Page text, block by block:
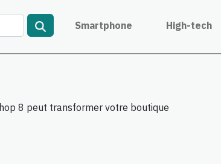
Smartphone High-tech
8 peut transformer votre boutique